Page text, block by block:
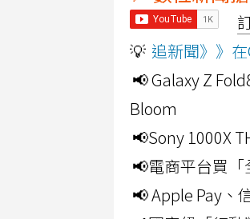
💡 追新聞》》
📢 Galaxy Z
Bloom
📢Sony 1000X
📢電商平台買
📢 Apple Pay、